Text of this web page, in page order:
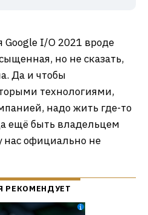
I/O 2021 вроде
но не сказать,
Да и чтобы
технологиями,
надо жить где-то
ещё быть владельцем
нас официально не